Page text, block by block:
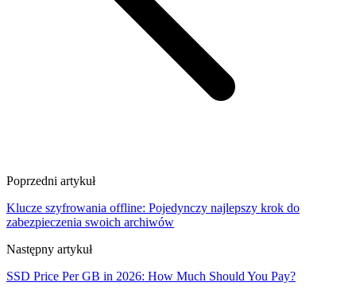
Poprzedni artykuł
Klucze szyfrowania offline: Pojedynczy najlepszy krok do
zabezpieczenia swoich archiwów
Następny artykuł
SSD Price Per GB in 2026: How Much Should You Pay?